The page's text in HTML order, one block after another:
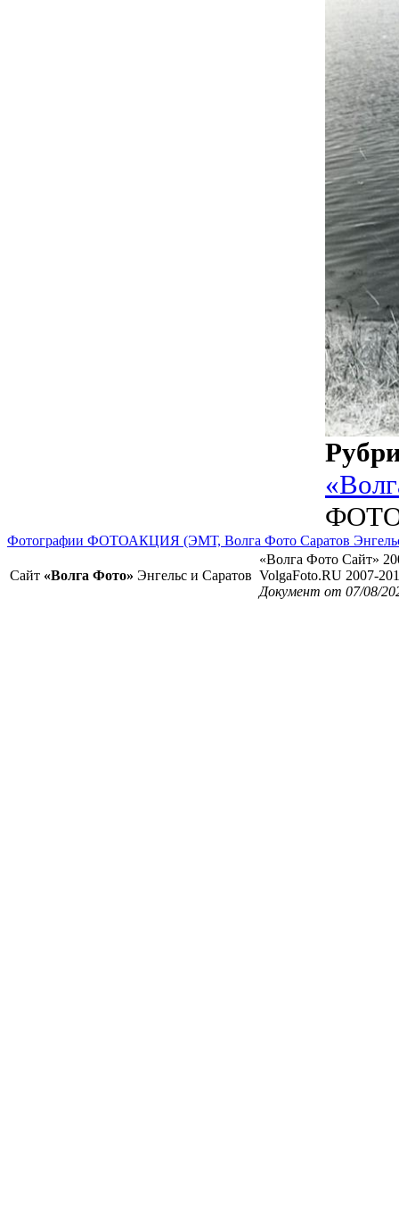
Фотографии ФОТОАКЦИЯ (ЭМТ, Волга Фото Саратов
Сайт «Волга Фото» Энгельс и Саратов
«Волга Фото Сайт»
VolgaFoto.RU 2007-
Документ от 07/08/